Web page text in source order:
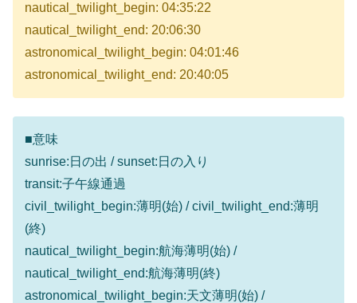
nautical_twilight_begin: 04:35:22
nautical_twilight_end: 20:06:30
astronomical_twilight_begin: 04:01:46
astronomical_twilight_end: 20:40:05
■意味
sunrise:日の出 / sunset:日の入り
transit:子午線通過
civil_twilight_begin:薄明(始) / civil_twilight_end:薄明
(終)
nautical_twilight_begin:航海薄明(始) /
nautical_twilight_end:航海薄明(終)
astronomical_twilight_begin:天文薄明(始) /